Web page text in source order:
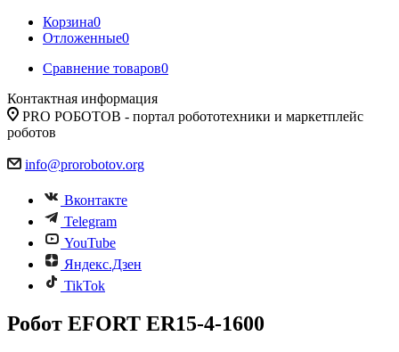
Корзина0
Отложенные0
Сравнение товаров0
Контактная информация
PRO РОБОТОВ - портал робототехники и маркетплейс
роботов
info@prorobotov.org
Вконтакте
Telegram
YouTube
Яндекс.Дзен
TikTok
Робот EFORT ER15-4-1600